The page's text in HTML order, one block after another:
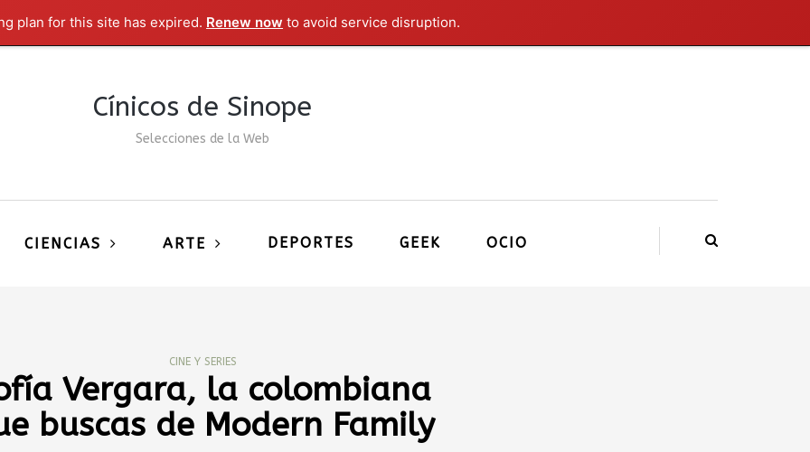
plan for this site has expired. Renew now to avoid service disruption.
Cínicos de Sinope
Selecciones de la Web
CIENCIAS ARTE DEPORTES GEEK OCIO
CINE Y SERIES
Vergara, la colombiana
buscas de Modern Family